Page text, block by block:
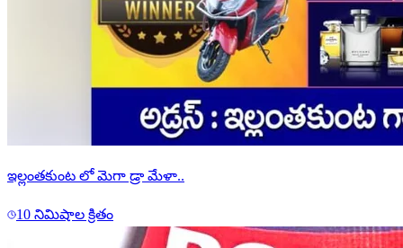
ఇల్లంతకుంట లో మెగా డ్రా మేళా..
10 నిమిషాల క్రితం